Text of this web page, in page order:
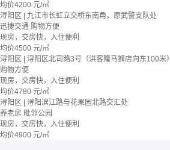
均价4200 元/㎡
浔阳区 | 九江市长虹立交桥东南角，原武警支队处
迅捷交通 购物方便
现房，交房快，入住便利
均价4500 元/㎡
浔阳区 | 浔阳区北司路3号（洪客隆马狮店向东100米）
购物方便
现房，交房快，入住便利
均价4780 元/㎡
浔阳区 | 浔阳滨江路与花果园北路交汇处
养老房 毗邻公园
现房，交房快，入住便利
均价4900 元/㎡